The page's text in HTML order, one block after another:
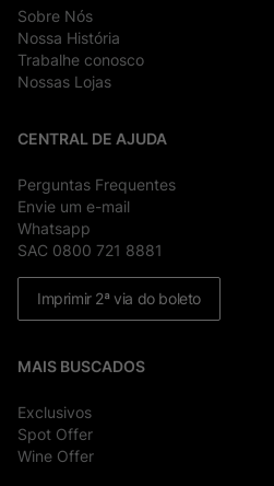
Sobre Nós
Nossa História
Trabalhe conosco
Nossas Lojas
CENTRAL DE AJUDA
Perguntas Frequentes
Envie um e-mail
Whatsapp
SAC 0800 721 8881
Imprimir 2ª via do boleto
MAIS BUSCADOS
Exclusivos
Spot Offer
Wine Offer